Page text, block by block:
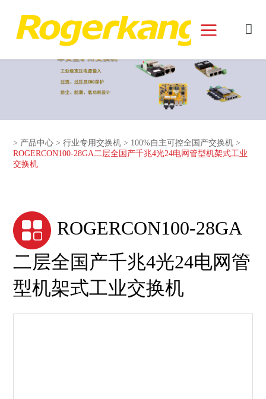
> 产品中心 >行业专用交换机 > 100%自主可控全国产交换机 >
ROGERCON100-28GA二层全国产千兆4光24电网管型机架式工业
交换机
ROGERCON100-28GA
二层全国产千兆4光24电网管
型机架式工业交换机